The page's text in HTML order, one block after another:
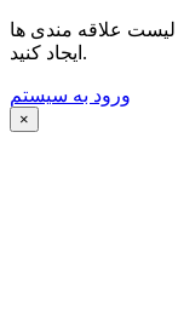
لیست علاقه مندی ها
ایجاد کنید.
ورود به سیستم
×